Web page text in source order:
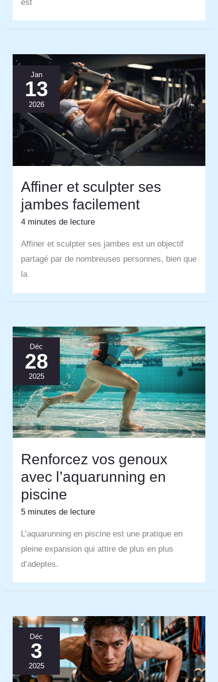
est
Jan
13
2026
Affiner et sculpter ses
jambes facilement
4 minutes de lecture
Affiner et sculpter ses jambes est un objectif
partagé par de nombreuses personnes, bien que
la
Déc
28
2025
Renforcez vos genoux
avec l’aquarunning en
piscine
5 minutes de lecture
L’aquarunning en piscine est une pratique en
pleine expansion qui attire de plus en plus
d’adeptes.
Déc
3
2025